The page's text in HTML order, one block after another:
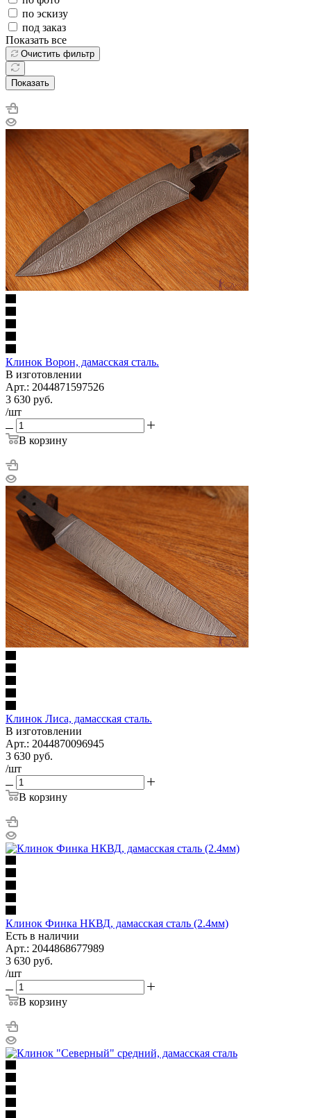
по эскизу
под заказ
Показать все
Очистить фильтр
Показать
Клинок Ворон, дамасская сталь.
В изготовлении
Арт.: 2044871597526
3 630 руб.
/шт
В корзину
Клинок Лиса, дамасская сталь.
В изготовлении
Арт.: 2044870096945
3 630 руб.
/шт
В корзину
Клинок Финка НКВД, дамасская сталь (2.4мм)
Есть в наличии
Арт.: 2044868677989
3 630 руб.
/шт
В корзину